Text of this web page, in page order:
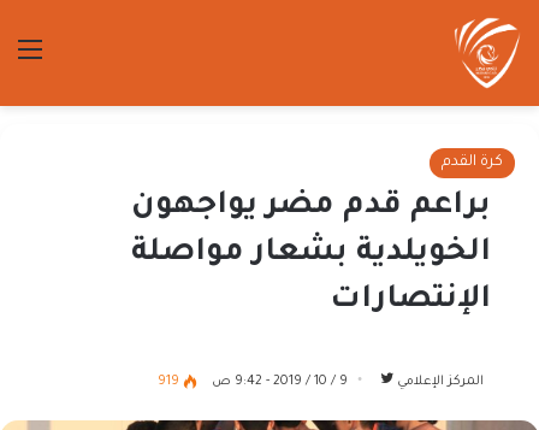
كرة القدم
براعم قدم مضر يواجهون
الخويلدية بشعار مواصلة
الإنتصارات
المركز الإعلامي
تابع
9 / 10 / 2019 - 9:42 ص 919